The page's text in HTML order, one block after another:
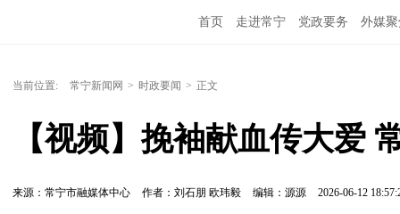
首页 走进常宁 党政要务 外媒
当前位置: 常宁新闻网 > 时政要闻 > 正文
【视频】挽袖献血传大爱
来源：常宁市融媒体中心 作者：刘石朋 欧玮毅 编辑：源源 2026-06-12